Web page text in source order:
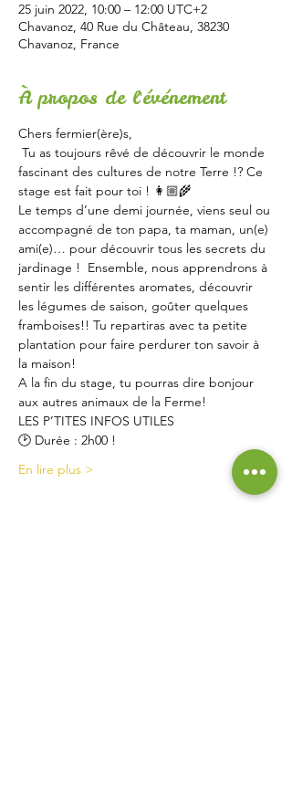
25 juin 2022, 10:00 – 12:00 UTC+2
Chavanoz, 40 Rue du Château, 38230
Chavanoz, France
À propos de l'événement
Chers fermier(ère)s,
Tu as toujours rêvé de découvrir le monde
fascinant des cultures de notre Terre !? Ce
stage est fait pour toi ! 👩🏼‍🌾
Le temps d’une demi journée, viens seul ou
accompagné de ton papa, ta maman, un(e)
ami(e)… pour découvrir tous les secrets du
jardinage !  Ensemble, nous apprendrons à
sentir les différentes aromates, découvrir
les légumes de saison, goûter quelques
framboises!! Tu repartiras avec ta petite
plantation pour faire perdurer ton savoir à
la maison!
A la fin du stage, tu pourras dire bonjour
aux autres animaux de la Ferme!
LES P’TITES INFOS UTILES
🕑 Durée : 2h00 !
En lire plus >